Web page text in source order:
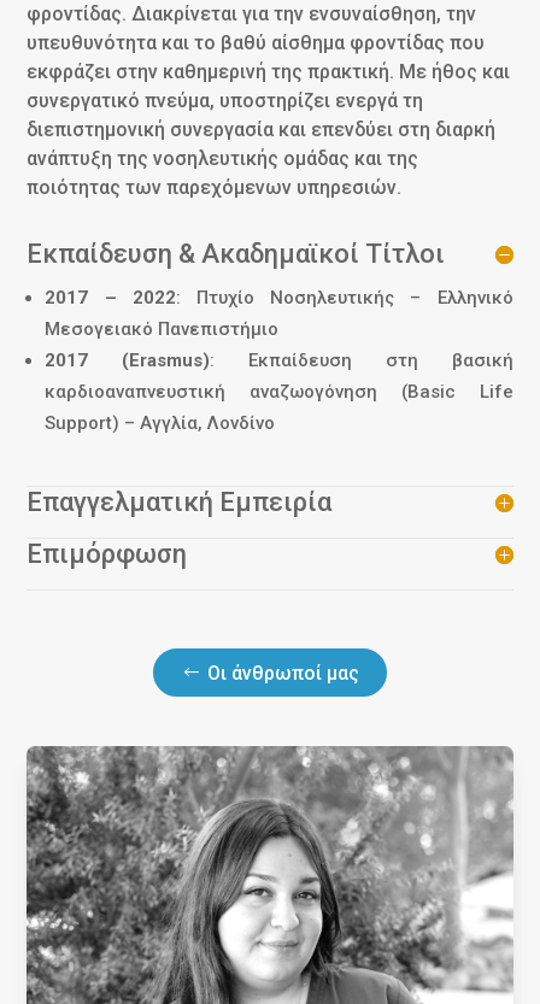
φροντίδας. Διακρίνεται για την ενσυναίσθηση, την
υπευθυνότητα και το βαθύ αίσθημα φροντίδας που
εκφράζει στην καθημερινή της πρακτική. Με ήθος και
συνεργατικό πνεύμα, υποστηρίζει ενεργά τη
διεπιστημονική συνεργασία και επενδύει στη διαρκή
ανάπτυξη της νοσηλευτικής ομάδας και της
ποιότητας των παρεχόμενων υπηρεσιών.
Εκπαίδευση & Ακαδημαϊκοί Τίτλοι
2017 – 2022: Πτυχίο Νοσηλευτικής – Ελληνικό
Μεσογειακό Πανεπιστήμιο
2017 (Erasmus): Εκπαίδευση στη βασική
καρδιοαναπνευστική αναζωογόνηση (Basic Life
Support) – Αγγλία, Λονδίνο
Επαγγελματική Εμπειρία
Επιμόρφωση
Οι άνθρωποί μας